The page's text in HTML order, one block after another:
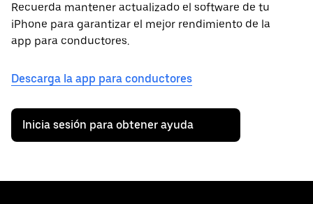
Recuerda mantener actualizado el software de tu
iPhone para garantizar el mejor rendimiento de la
app para conductores.
Descarga la app para conductores
Inicia sesión para obtener ayuda